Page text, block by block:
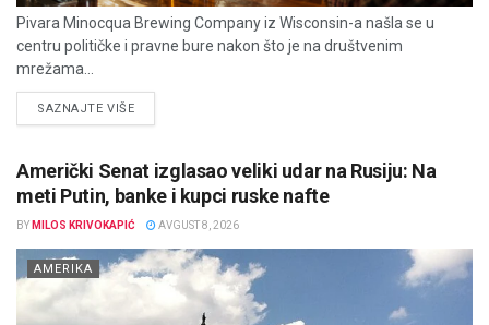
Pivara Minocqua Brewing Company iz Wisconsin-a našla se u
centru političke i pravne bure nakon što je na društvenim
mrežama...
SAZNAJTE VIŠEDETAILS
Američki Senat izglasao veliki udar na Rusiju: Na
meti Putin, banke i kupci ruske nafte
BY MILOS KRIVOKAPIĆ AVGUST 8, 2026
AMERIKA